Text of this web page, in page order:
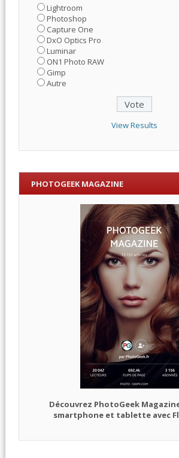
Lightroom
Photoshop
Capture One
DxO Optics Pro
Luminar
ON1 Photo RAW
Gimp
Autre
View Results
PHOTOGEEK MAGAZINE
Découvrez PhotoGeek
smartphone et tablette avec